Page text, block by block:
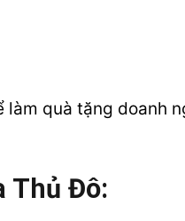
quà tặng doanh
Thủ Đô: